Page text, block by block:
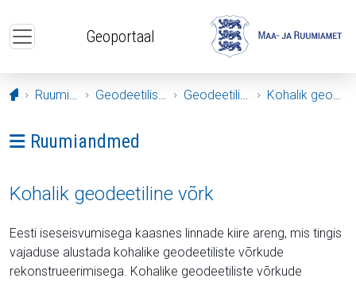
Geoportaal
Avaleht
Ruumiandmed Geodeetilised andmed Geodeetilised võrgud Kohalik geodeetiline võrk
Ava menüü: Ruumiandmed
Ruumiandmed
Kohalik geodeetiline võrk
Eesti iseseisvumisega kaasnes linnade kiire areng, mis tingis
vajaduse alustada kohalike geodeetiliste võrkude
rekonstrueerimisega. Kohalike geodeetiliste võrkude